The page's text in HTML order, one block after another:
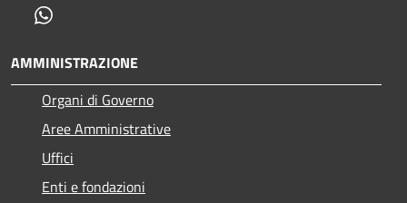
AMMINISTRAZIONE
Organi di Governo
Aree Amministrative
Uffici
Enti e fondazioni